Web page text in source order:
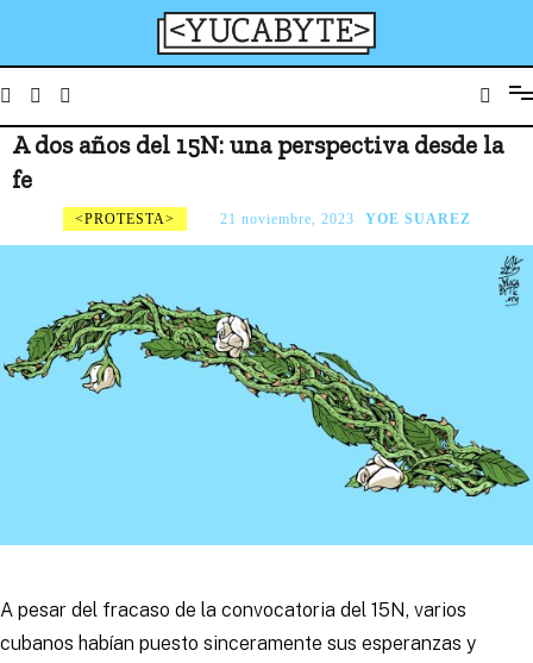
YucaByte
A dos años del 15N: una perspectiva desde la
fe
PROTESTA 21 noviembre, 2023 YOE SUAREZ
A pesar del fracaso de la convocatoria del 15N, varios
cubanos habían puesto sinceramente sus esperanzas y